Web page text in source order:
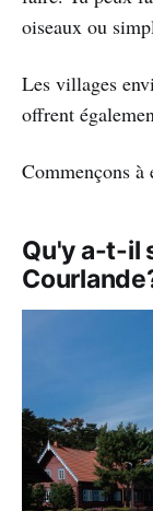
oiseaux ou
Les villages
offrent
Commençons à
Qu'y a-t-il